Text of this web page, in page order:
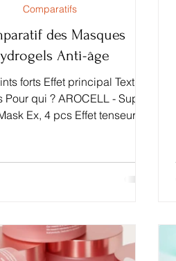
des Masques
Anti-âge
forts Effet principal Texture
qui ? AROCELL - Super
Ex, 4 pcs Effet tenseur
Hydrogel dense adhérent
peptides, actifs tenseurs
Deep Mask Positionnement
excellent anti-âge global
Comparatifs